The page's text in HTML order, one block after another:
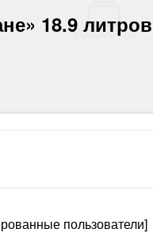
18.9 литров
пользователи]